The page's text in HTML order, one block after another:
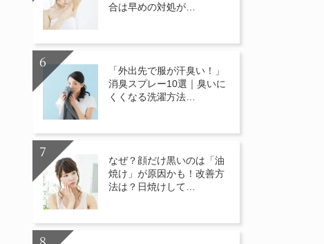
合は早めの対処が…
「外出先で服が汗臭い！」
消臭スプレー10選｜臭いに
くくなる洗濯方法…
なぜ？顔だけ黒いのは「油
焼け」が原因かも！改善方
法は？日焼けして…